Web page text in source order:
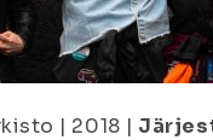
| 2018 |